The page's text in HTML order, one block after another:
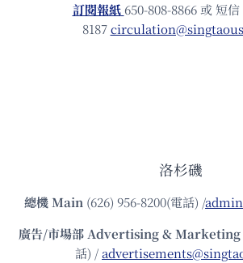
訂閱報紙 650-808-8866 或 短
8187
洛杉磯
總機Main (626) 956-8200(電話) /
廣告/市場部Advertising & Marketing
話) /